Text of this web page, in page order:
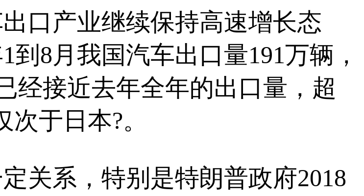
产业继续保持高速增长态
8月我国汽车出口量191万辆，
经接近去年全年的出口量，超
于日本?。
系，特别是特朗普政府2018